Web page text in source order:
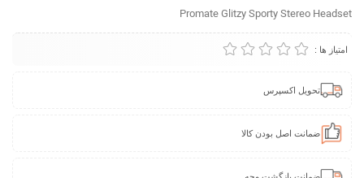
Promate Glitzy Sporty Stereo Headset
امتیاز ها :
تحویل اکسپرس
ضمانت اصل بودن کالا